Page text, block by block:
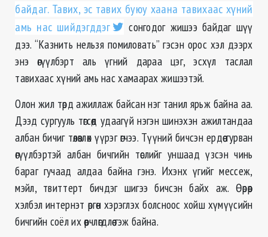
байдаг. Тавих, эс тавих буюу хаана тавихаас хүний
амь нас шийдэгддэг
сонгодог жишээ байдаг шүү
дээ. “Казнить нельзя помиловать” гэсэн орос хэл дээрх
энэ өгүүлбэрт аль үгний дараа цэг, эсхүл таслал
тавихаас хүний амь нас хамаарах жишээтэй.
Олон жил төрд ажиллаж байсан нэг танил ярьж байна аа.
Дээд сургууль төгсөөд удаагүй нэгэн шинэхэн ажилтандаа
албан бичиг төлөвлөх үүрэг өгчээ. Түүний бичсэн ердөө гурван
өгүүлбэртэй албан бичгийн төслийг уншаад үзсэн чинь
бараг гучаад алдаа байна гэнэ. Ихэнх үгийг мессеж,
мэйл, твиттерт бичдэг шигээ бичсэн байх аж. Өөрөөр
хэлбэл интернэт өргөн хэрэглэх болсноос хойш хүмүүсийн
бичгийн соёл их өөрчлөгдлөө гэж байна.